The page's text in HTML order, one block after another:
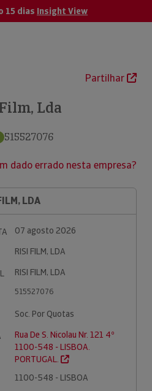
15 dias Insight View
Partilhar
Lda
515527076
dado errado nesta empresa?
LDA
07 agosto 2026
RISI FILM, LDA
RISI FILM, LDA
515527076
Soc. Por Quotas
Rua De S. Nicolau Nr. 121 4º
1100-548 - LISBOA.
PORTUGAL.
1100-548 - LISBOA